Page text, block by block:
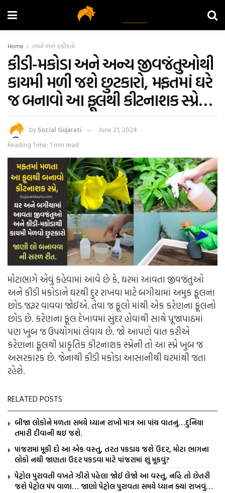
Home તથ્યો અને હકીકતો
કીડી-મકોડા અને અન્ય જીવજંતુઓથી
કાયમી મળી જશે છુટકારો, મફતમાં ઘરે
જ બનાવો આ ફૂલથી કીટનાશક સ્પ્રે…
by Social Gujarati
June 21, 2024
Reading Time: 1 min read
મોટાભાગે એવું કહેવામાં આવે છે કે, ઘરમાં આવતા જીવજંતુઓ
અને કીડી મકોડાને ઘરથી દુર રાખવા માટે બગીચામાં અમુક ફૂલના
છોડ જરૂર વાવવા જોઈએ. તેવા જ ફૂલો માંથી એક કરેણના ફૂલનો
છોડ છે. કરેણના ફૂલ દેખાવમાં સુંદર હોવાથી સાથે પૂજાપાઠમાં
પણ ખુબ જ ઉપયોગમાં લેવાય છે. જો આપણે વાત કરીએ
કરેણના ફૂલથી પ્રાકૃતિક કીટનાશક સ્પ્રેની તો આ સ્પ્રે ખુબ જ
અસરકારક છે. જેનાથી કીડી મકોડા આસાનીથી ઘરમાંથી જતા
રહેશે.
RELATED POSTS
બીજા લોકોને મળતા સમયે ધ્યાન રાખો માત્ર આ પાંચ વાતનું…દુનિયા
તમારી દીવાની થઇ જશે.
પાંજરામાં મૂકી દો આ એક વસ્તુ, તરત પકડાય જશે ઉંદર, મોટા ભાગના
લોકો નથી જાણતા ઉંદર પકડવા માટે પાંજરામાં શું મૂકવું?
પેટ્રોલ પુરાવતી વખતે ઝીરો પહેલા જોઈ લેજો આ વસ્તુ, નહિ તો છેતરી
જશે પેટ્રોલ પંપ વાળા… જાણો પેટ્રોલ પુરાવતા સમયે ધ્યાન ક્યાં રાખવું…